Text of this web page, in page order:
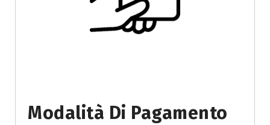
Modalità Di Pagamento